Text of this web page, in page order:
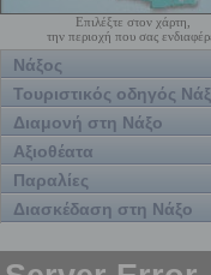
Επιλέξτε στον χάρτη,
την περιοχή που σας
Νάξος
Τουριστικός οδηγός
Διαμονή στη Νάξο
Αξιοθέατα
Παραλίες
Διασκέδαση στη Νάξο